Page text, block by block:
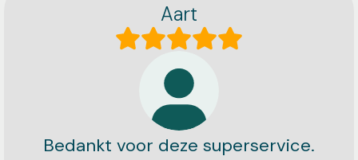
Aart
Bedankt voor deze superservice.